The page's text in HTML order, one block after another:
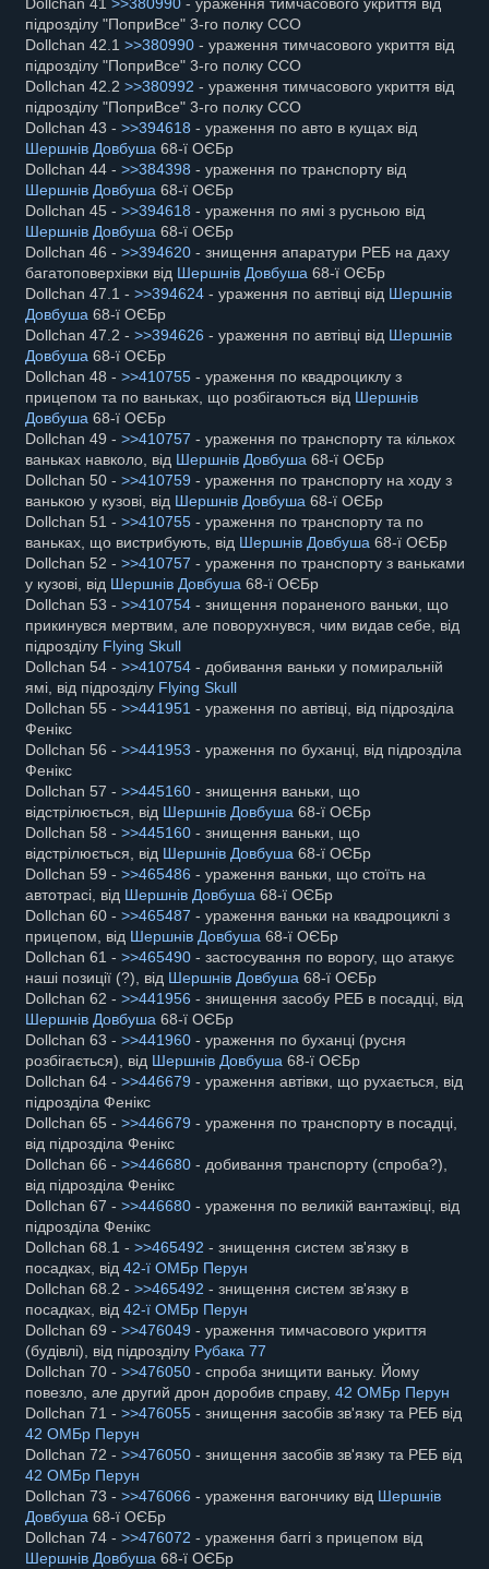
підрозділу "ПоприВсе" 3-го полку ССО
Dollchan 42.1 >>380990 - ураження тимчасового укриття від
підрозділу "ПоприВсе" 3-го полку ССО
Dollchan 42.2 >>380992 - ураження тимчасового укриття від
підрозділу "ПоприВсе" 3-го полку ССО
Dollchan 43 - >>394618 - ураження по авто в кущах від
Шершнів Довбуша 68-ї ОЄБр
Dollchan 44 - >>384398 - ураження по транспорту від
Шершнів Довбуша 68-ї ОЄБр
Dollchan 45 - >>394618 - ураження по ямі з русньою від
Шершнів Довбуша 68-ї ОЄБр
Dollchan 46 - >>394620 - знищення апаратури РЕБ на даху
багатоповерхівки від Шершнів Довбуша 68-ї ОЄБр
Dollchan 47.1 - >>394624 - ураження по автівці від Шершнів
Довбуша 68-ї ОЄБр
Dollchan 47.2 - >>394626 - ураження по автівці від Шершнів
Довбуша 68-ї ОЄБр
Dollchan 48 - >>410755 - ураження по квадроциклу з
прицепом та по ваньках, що розбігаються від Шершнів
Довбуша 68-ї ОЄБр
Dollchan 49 - >>410757 - ураження по транспорту та кількох
ваньках навколо, від Шершнів Довбуша 68-ї ОЄБр
Dollchan 50 - >>410759 - ураження по транспорту на ходу з
ванькою у кузові, від Шершнів Довбуша 68-ї ОЄБр
Dollchan 51 - >>410755 - ураження по транспорту та по
ваньках, що вистрибують, від Шершнів Довбуша 68-ї ОЄБр
Dollchan 52 - >>410757 - ураження по транспорту з ваньками
у кузові, від Шершнів Довбуша 68-ї ОЄБр
Dollchan 53 - >>410754 - знищення пораненого ваньки, що
прикинувся мертвим, але поворухнувся, чим видав себе, від
підрозділу Flying Skull
Dollchan 54 - >>410754 - добивання ваньки у помиральній
ямі, від підрозділу Flying Skull
Dollchan 55 - >>441951 - ураження по автівці, від підрозділа
Фенікс
Dollchan 56 - >>441953 - ураження по буханці, від підрозділа
Фенікс
Dollchan 57 - >>445160 - знищення ваньки, що
відстрілюється, від Шершнів Довбуша 68-ї ОЄБр
Dollchan 58 - >>445160 - знищення ваньки, що
відстрілюється, від Шершнів Довбуша 68-ї ОЄБр
Dollchan 59 - >>465486 - ураження ваньки, що стоїть на
автотрасі, від Шершнів Довбуша 68-ї ОЄБр
Dollchan 60 - >>465487 - ураження ваньки на квадроциклі з
прицепом, від Шершнів Довбуша 68-ї ОЄБр
Dollchan 61 - >>465490 - застосування по ворогу, що атакує
наші позиції (?), від Шершнів Довбуша 68-ї ОЄБр
Dollchan 62 - >>441956 - знищення засобу РЕБ в посадці, від
Шершнів Довбуша 68-ї ОЄБр
Dollchan 63 - >>441960 - ураження по буханці (русня
розбігається), від Шершнів Довбуша 68-ї ОЄБр
Dollchan 64 - >>446679 - ураження автівки, що рухається, від
підрозділа Фенікс
Dollchan 65 - >>446679 - ураження по транспорту в посадці,
від підрозділа Фенікс
Dollchan 66 - >>446680 - добивання транспорту (спроба?),
від підрозділа Фенікс
Dollchan 67 - >>446680 - ураження по великій вантажівці, від
підрозділа Фенікс
Dollchan 68.1 - >>465492 - знищення систем зв'язку в
посадках, від 42-ї ОМБр Перун
Dollchan 68.2 - >>465492 - знищення систем зв'язку в
посадках, від 42-ї ОМБр Перун
Dollchan 69 - >>476049 - ураження тимчасового укриття
(будівлі), від підрозділу Рубака 77
Dollchan 70 - >>476050 - спроба знищити ваньку. Йому
повезло, але другий дрон доробив справу, 42 ОМБр Перун
Dollchan 71 - >>476055 - знищення засобів зв'язку та РЕБ від
42 ОМБр Перун
Dollchan 72 - >>476050 - знищення засобів зв'язку та РЕБ від
42 ОМБр Перун
Dollchan 73 - >>476066 - ураження вагончику від Шершнів
Довбуша 68-ї ОЄБр
Dollchan 74 - >>476072 - ураження баггі з прицепом від
Шершнів Довбуша 68-ї ОЄБр